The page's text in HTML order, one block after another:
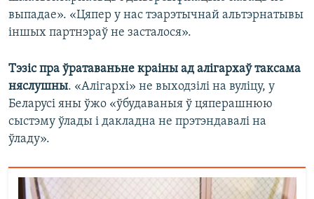
выпадае». «Цяпер у нас тэарэтычнай альтэрнатывы
іншых партнэраў не засталося».
Тэзіс пра ўратаваньне краіны ад алігархаў таксама
няслушны. «Алігархі» не выходзілі на вуліцу, у
Беларусі яны ўжо «ўбудаваныя ў цяперашнюю
сыстэму ўлады і дакладна не прэтэндавалі на
ўладу».